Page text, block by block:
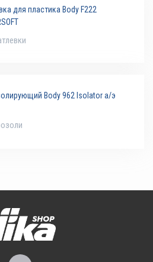
для пластика Body F222
Body 962 Isolator а/э